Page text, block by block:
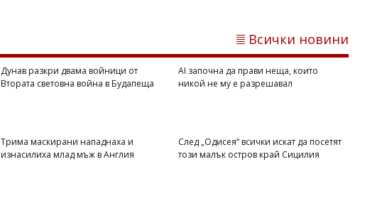
Всички новини
Дунав разкри двама войници от
Втората световна война в Будапеща
AI започна да прави неща, които
никой не му е разрешавал
Трима маскирани нападнаха и
изнасилиха млад мъж в Англия
След „Одисея“ всички искат да посетят
този малък остров край Сицилия